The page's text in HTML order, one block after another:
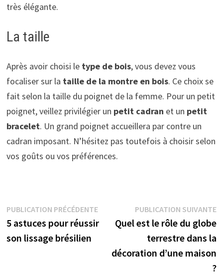
très élégante.
La taille
Après avoir choisi le type de bois, vous devez vous
focaliser sur la taille de la montre en bois. Ce choix se
fait selon la taille du poignet de la femme. Pour un petit
poignet, veillez privilégier un petit cadran et un petit
bracelet. Un grand poignet accueillera par contre un
cadran imposant. N’hésitez pas toutefois à choisir selon
vos goûts ou vos préférences.
Navigation
de
l’article
PUBLICATION PRÉCÉDENTEPublication
précédente :
5 astuces pour réussir
son lissage brésilien
PUBLICATION SUIVANTE
Quel est le rôle du globe
terrestre dans la
décoration d’une maison
?